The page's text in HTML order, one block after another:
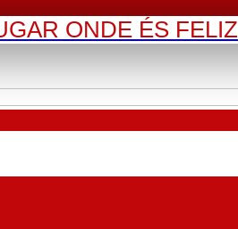
ONDE ÉS FELIZ